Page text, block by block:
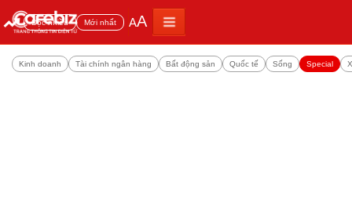
Đọc nhiều Mới nhất AA
Kinh doanh Tài chính ngân hàng Bất động sản Quốc tế Sống Special